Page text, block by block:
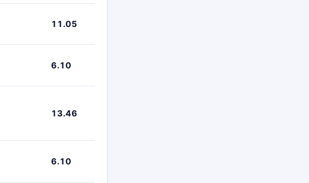
11.05
6.10
13.46
6.10